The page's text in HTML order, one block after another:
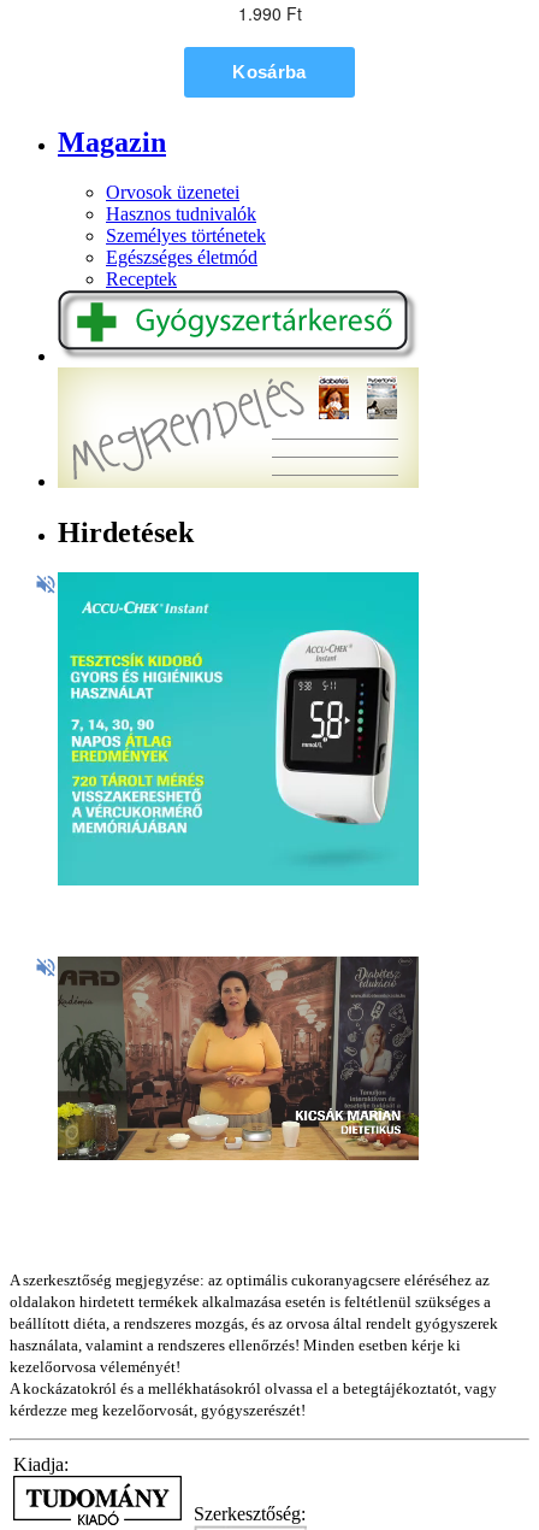
Magazin
Orvosok üzenetei
Hasznos tudnivalók
Személyes történetek
Egészséges életmód
Receptek
Hirdetések
A szerkesztőség megjegyzése: az optimális cukoranyagcsere eléréséhez az
oldalakon hirdetett termékek alkalmazása esetén is feltétlenül szükséges a
beállított diéta, a rendszeres mozgás, és az orvosa által rendelt gyógyszerek
használata, valamint a rendszeres ellenőrzés! Minden esetben kérje ki
kezelőorvosa véleményét!
A kockázatokról és a mellékhatásokról olvassa el a betegtájékoztatót, vagy
kérdezze meg kezelőorvosát, gyógyszerészét!
Kiadja:
Szerkesztőség: